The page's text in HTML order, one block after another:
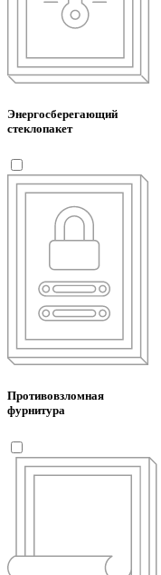
Энергосберегающий
стеклопакет
Противовзломная
фурнитура